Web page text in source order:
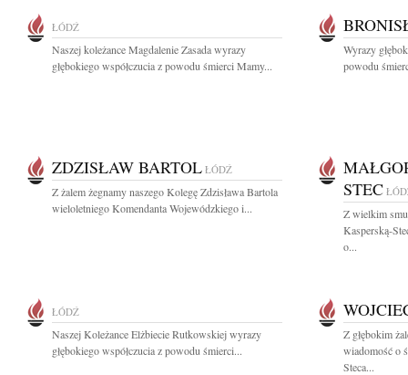
ŁÓDŹ
Naszej koleżance Magdalenie Zasada wyrazy
głębokiego współczucia z powodu śmierci Mamy...
Wyrazy
powodu
ZDZISŁAW BARTOL ŁÓDŹ
Z żalem żegnamy naszego Kolegę Zdzisława Bartola
wieloletniego Komendanta Wojewódzkiego i...
STEC
Z wielkim
Kasperską-
o...
ŁÓDŹ
Naszej Koleżance Elżbiecie Rutkowskiej wyrazy
głębokiego współczucia z powodu śmierci...
Z głębokim
wiadomość o
Steca...